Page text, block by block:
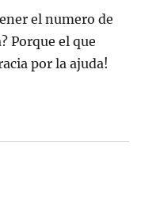
el numero de
Porque el que
por la ajuda!